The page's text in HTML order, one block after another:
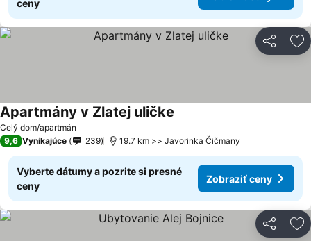
ceny
Zdieľať
Celý dom/apartmán
Apartmány v Zlatej uličke
9,6 Vynikajúce 239 19.7 km >> Javorinka Čičmany
Vyberte dátumy a pozrite si presné
ceny
Zobraziť ceny
Zdieľať